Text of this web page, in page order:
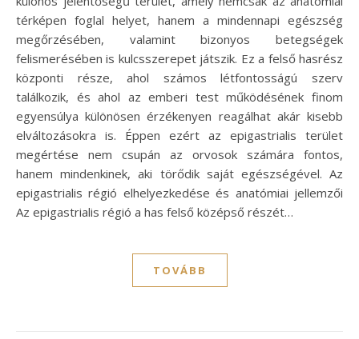
térképen foglal helyet, hanem a mindennapi egészség
megőrzésében, valamint bizonyos betegségek
felismerésében is kulcsszerepet játszik. Ez a felső hasrész
központi része, ahol számos létfontosságú szerv
találkozik, és ahol az emberi test működésének finom
egyensúlya különösen érzékenyen reagálhat akár kisebb
elváltozásokra is. Éppen ezért az epigastrialis terület
megértése nem csupán az orvosok számára fontos,
hanem mindenkinek, aki törődik saját egészségével. Az
epigastrialis régió elhelyezkedése és anatómiai jellemzői
Az epigastrialis régió a has felső középső részét…
TOVÁBB